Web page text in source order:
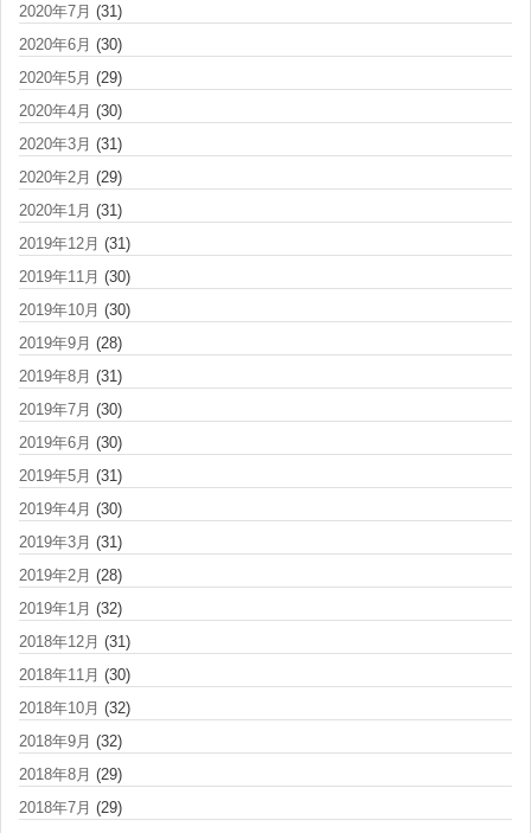
2020年7月 (31)
2020年6月 (30)
2020年5月 (29)
2020年4月 (30)
2020年3月 (31)
2020年2月 (29)
2020年1月 (31)
2019年12月 (31)
2019年11月 (30)
2019年10月 (30)
2019年9月 (28)
2019年8月 (31)
2019年7月 (30)
2019年6月 (30)
2019年5月 (31)
2019年4月 (30)
2019年3月 (31)
2019年2月 (28)
2019年1月 (32)
2018年12月 (31)
2018年11月 (30)
2018年10月 (32)
2018年9月 (32)
2018年8月 (29)
2018年7月 (29)